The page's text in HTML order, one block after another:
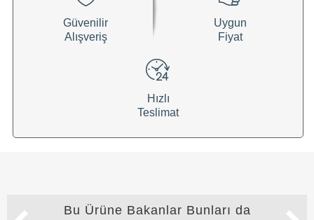
Güvenilir
Alışveriş
Uygun
Fiyat
Hızlı
Teslimat
Bu Ürüne Bakanlar Bunları da